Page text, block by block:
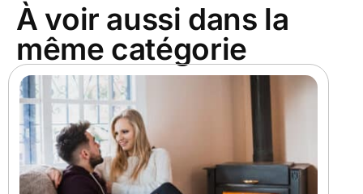
À voir aussi dans la
même catégorie